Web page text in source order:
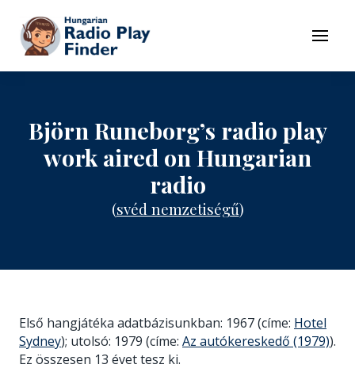
To contents
Menu
Björn Runeborg’s radio play
work aired on Hungarian
radio
(svéd nemzetiségű)
Első hangjátéka adatbázisunkban: 1967 (címe: Hotel
Sydney); utolsó: 1979 (címe: Az autókereskedő (1979)).
Ez összesen 13 évet tesz ki.